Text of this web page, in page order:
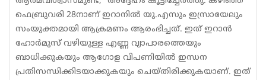
ഫെബ്രുവരി 28നാണ് ഇറാനിൽ യു.എസും ഇസ്രായേലും
സംയുക്തമായി ആക്രമണം ആരംഭിച്ചത്. ഇത് ഇറാൻ
ഹോർമുസ് വഴിയുള്ള എണ്ണ വ്യാപാരത്തെയും
ബാധിക്കുകയും ആഗോള വിപണിയിൽ ഇന്ധന
പ്രതിസന്ധിക്കിടയാക്കുകയും ചെയ്തിരിക്കുകയാണ്. ഇത്